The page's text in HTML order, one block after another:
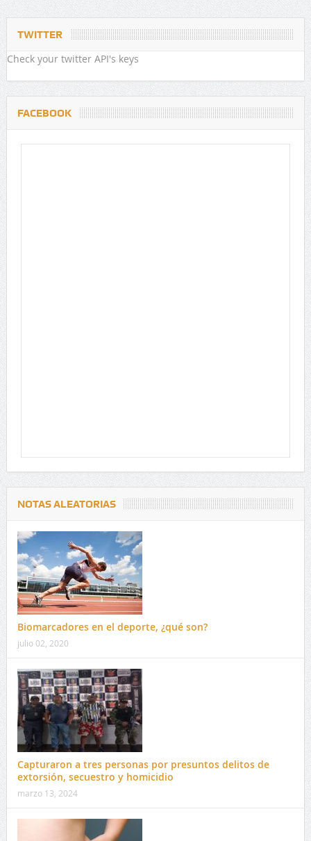
TWITTER
Check your twitter API's keys
FACEBOOK
NOTAS ALEATORIAS
Biomarcadores en el deporte, ¿qué son?
julio 02, 2020
Capturaron a tres personas por presuntos delitos de
extorsión, secuestro y homicidio
marzo 13, 2024